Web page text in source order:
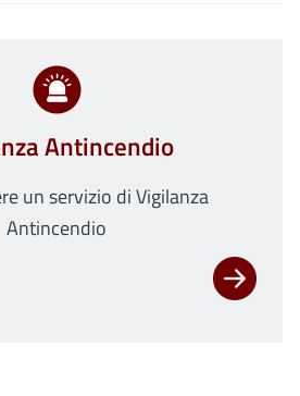
Antincendio
un servizio di Vigilanza
Antincendio